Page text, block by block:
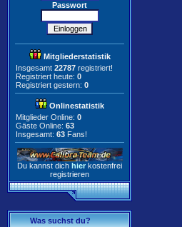
Passwort
Mitgliederstatistik
Insgesamt 22787 registriert!
Registriert heute: 0
Registriert gestern: 0
Onlinestatistik
Mitglieder Online: 0
Gäste Online: 63
Insgesamt: 63 Fans!
Du kannst dich hier kostenfrei
registrieren
Was suchst du?